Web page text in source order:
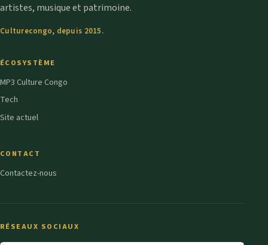
artistes, musique et patrimoine.
Culturecongo, depuis 2015.
ÉCOSYSTÈME
MP3 Culture Congo
Tech
Site actuel
CONTACT
Contactez-nous
RÉSEAUX SOCIAUX